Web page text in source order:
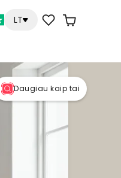
LT
Daugiau kaip tai